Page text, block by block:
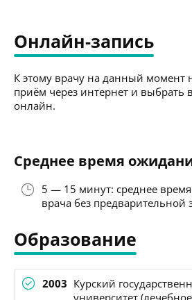
Онлайн-запись
К этому врачу на данный момент
приём через интернет и выбрать
онлайн.
Среднее время
5 — 15 минут: среднее
врача без предварительной
Образование
2003 Курский
университет